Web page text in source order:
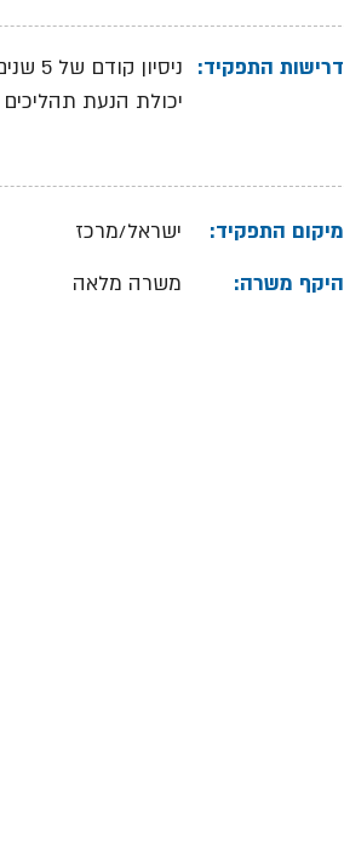
ניסיון קודם של 5 שנים לפחות בניהול פרויקטים במערכת הPriority -
יכולת הנעת תהליכים
דרישות התפקיד:
ישראל/מרכז
מיקום התפקיד:
משרה מלאה
היקף משרה: